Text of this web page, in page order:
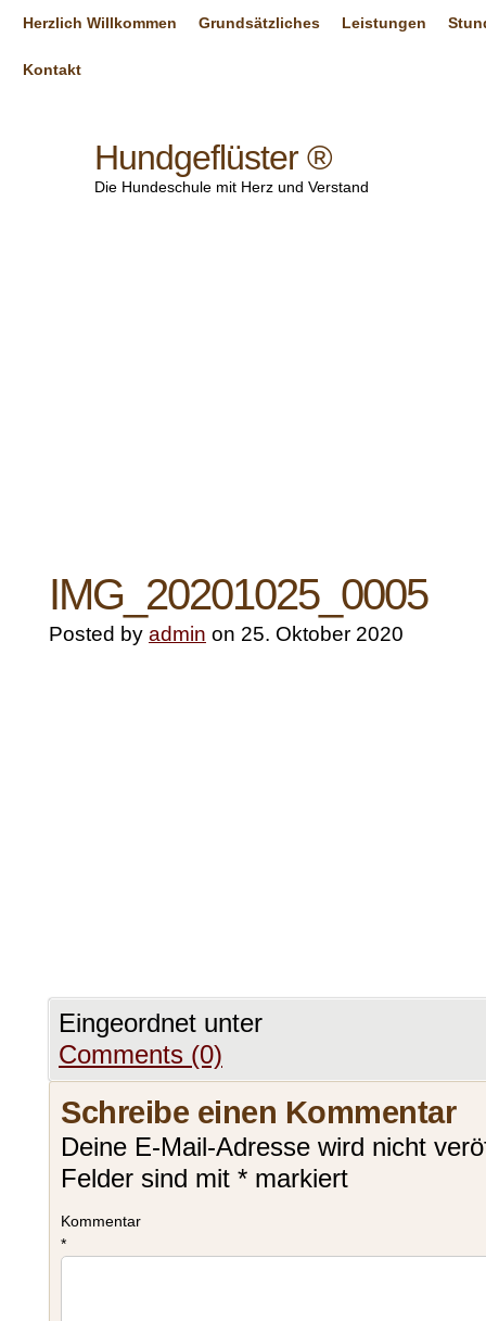
Herzlich Willkommen Grundsätzliches Leistungen
Kontakt
Hundgeflüster ®
Die Hundeschule mit Herz und Verstand
IMG_20201025_0005
Posted by admin on 25. Oktober 2020
Eingeordnet unter
Comments (0)
Schreibe einen Kommentar
Deine E-Mail-Adresse wird nicht
Felder sind mit * markiert
Kommentar
*